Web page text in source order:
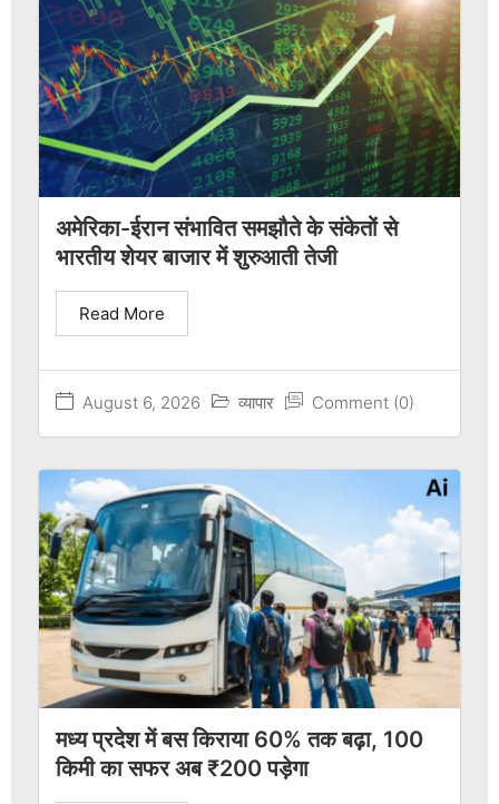
अमेरिका-ईरान संभावित समझौते के संकेतों से
भारतीय शेयर बाजार में शुरुआती तेजी
August 6, 2026 व्यापार Comment (0)
Read More
मध्य प्रदेश में बस किराया 60% तक बढ़ा, 100
किमी का सफर अब ₹200 पड़ेगा